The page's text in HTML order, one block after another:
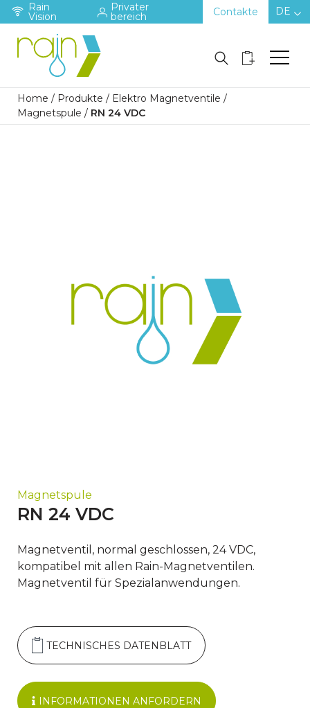
Rain
Vision
Privater
bereich Contakte DE
Home / Produkte / Elektro Magnetventile /
Magnetspule / RN 24 VDC
Magnetspule
RN 24 VDC
Magnetventil, normal geschlossen, 24 VDC,
kompatibel mit allen Rain-Magnetventilen.
Magnetventil für Spezialanwendungen.
TECHNISCHES DATENBLATT
INFORMATIONEN ANFORDERN